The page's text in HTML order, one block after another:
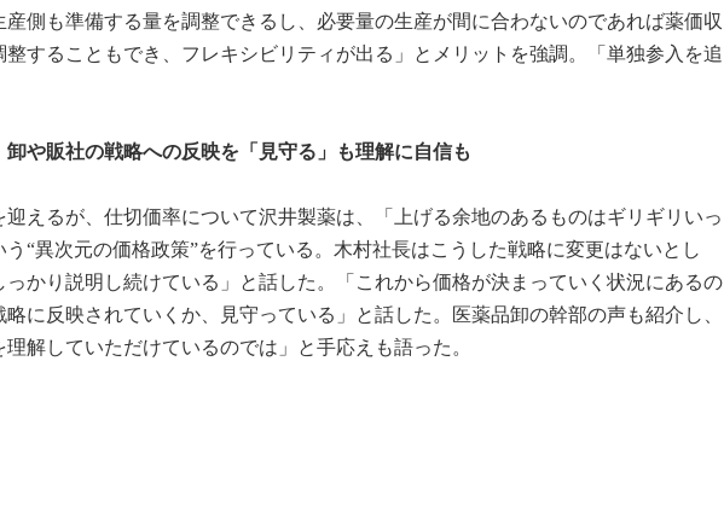
側も準備する量を調整できるし、必要量の生産が間に合わないのであれば薬価収
することもでき、フレキシビリティが出る」とメリットを強調。「単独参入を追
や販社の戦略への反映を「見守る」も理解に自信も
えるが、仕切価率について沢井製薬は、「上げる余地のあるものはギリギリいっ
“異次元の価格政策”を行っている。木村社長はこうした戦略に変更はないとし
っかり説明し続けている」と話した。「これから価格が決まっていく状況にあるの
に反映されていくか、見守っている」と話した。医薬品卸の幹部の声も紹介し、
理解していただけているのでは」と手応えも語った。